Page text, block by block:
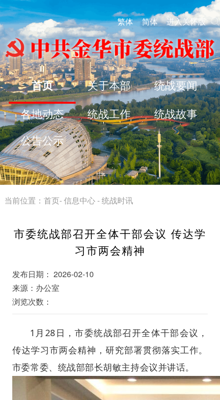
繁体 简体 进入关怀版
首页 关于本部 统战要闻
各地动态 统战工作 统战故事
公告公示
当前位置： 首页-信息中心-统战时讯
市委统战部召开全体干部会议 传达学
习市两会精神
发布日期： 2026-02-10
来源：办公室
浏览次数：
1月28日，市委统战部召开全体干部会议，
传达学习市两会精神，研究部署贯彻落实工作。
市委常委、统战部部长胡敏主持会议并讲话。